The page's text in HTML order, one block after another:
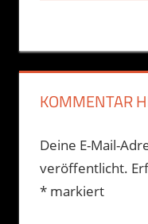
Beitrag:
KOMMENTAR
Deine E-Mail-
veröffentlicht.
*markiert